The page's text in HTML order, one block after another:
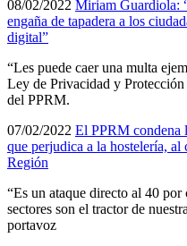
08/02/2022 Miriam Guardiola:
engaña de tapadera a los
digital”
“Les puede caer una multa
Ley de Privacidad y
del PPRM.
07/02/2022 El PPRM condena
que perjudica a la hostelería,
Región
“Es un ataque directo al 40
sectores son el tractor de
portavoz